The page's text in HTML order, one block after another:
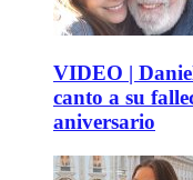
VIDEO |
canto a su
aniversario